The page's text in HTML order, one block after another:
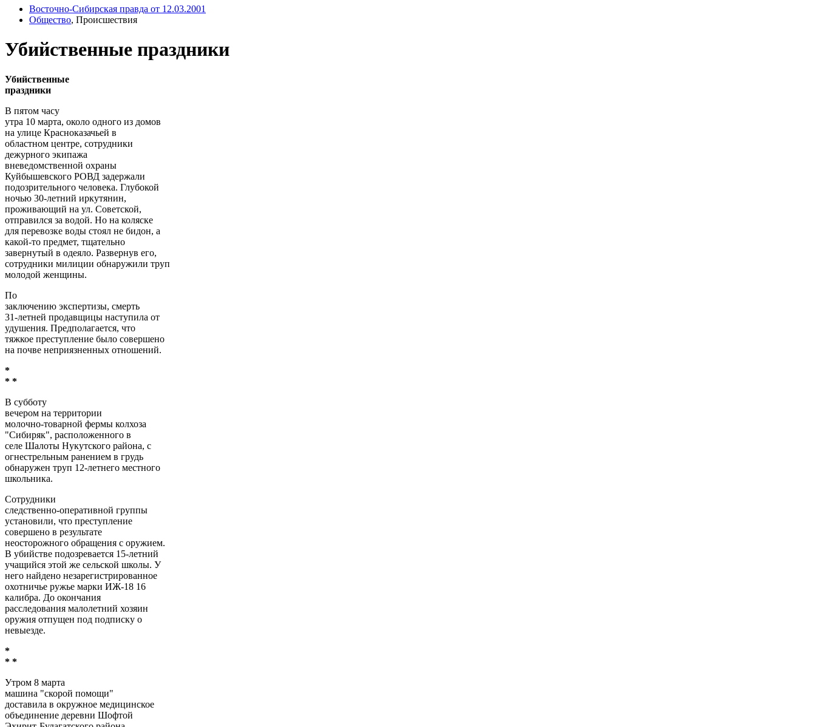
Восточно-Сибирская правда от 12.03.2001
Общество, Происшествия
Убийственные праздники
Убийственные
праздники
В пятом часу
утра 10 марта, около одного из домов
на улице Красноказачьей в
областном центре, сотрудники
дежурного экипажа
вневедомственной охраны
Куйбышевского РОВД задержали
подозрительного человека. Глубокой
ночью 30-летний иркутянин,
проживающий на ул. Советской,
отправился за водой. Но на коляске
для перевозке воды стоял не бидон, а
какой-то предмет, тщательно
завернутый в одеяло. Развернув его,
сотрудники милиции обнаружили труп
молодой женщины.
По
заключению экспертизы, смерть
31-летней продавщицы наступила от
удушения. Предполагается, что
тяжкое преступление было совершено
на почве неприязненных отношений.
*
* *
В субботу
вечером на территории
молочно-товарной фермы колхоза
"Сибиряк", расположенного в
селе Шалоты Нукутского района, с
огнестрельным ранением в грудь
обнаружен труп 12-летнего местного
школьника.
Сотрудники
следственно-оперативной группы
установили, что преступление
совершено в результате
неосторожного обращения с оружием.
В убийстве подозревается 15-летний
учащийся этой же сельской школы. У
него найдено незарегистрированное
охотничье ружье марки ИЖ-18 16
калибра. До окончания
расследования малолетний хозяин
оружия отпущен под подписку о
невыезде.
*
* *
Утром 8 марта
машина "скорой помощи"
доставила в окружное медицинское
объединение деревни Шофтой